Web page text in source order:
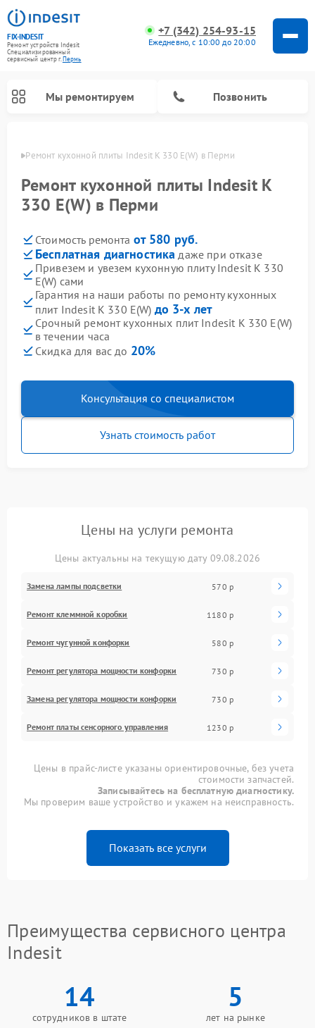
FIX-INDESIT
Ремонт устройств Indesit
Специализированный
cервисный центр г.Пермь
+7 (342) 254-93-15
Ежедневно, с 10:00 до 20:00
Мы ремонтируем Позвонить
Ремонт кухонной плиты Indesit K 330 E(W) в Перми
Ремонт кухонной плиты Indesit K
330 E(W) в Перми
Стоимость ремонта от 580 руб.
Бесплатная диагностика даже при отказе
Привезем и увезем кухонную плиту Indesit K 330
E(W) сами
Гарантия на наши работы по ремонту кухонных
плит Indesit K 330 E(W) до 3-х лет
Срочный ремонт кухонных плит Indesit K 330 E(W)
в течении часа
Скидка для вас до 20%
Консультация со специалистом
Узнать стоимость работ
Цены на услуги ремонта
Цены актуальны на текущую дату 09.08.2026
Замена лампы подсветки 570 р
Ремонт клеммной коробки 1180 р
Ремонт чугунной конфорки 580 р
Ремонт регулятора мощности конфорки 730 р
Замена регулятора мощности конфорки 730 р
Ремонт платы сенсорного управления 1230 р
Цены в прайс-листе указаны ориентировочные, без учета
стоимости запчастей.
Записывайтесь на бесплатную диагностику.
Мы проверим ваше устройство и укажем на неисправность.
Показать все услуги
Преимущества сервисного центра
Indesit
14
сотрудников в штате
5
лет на рынке